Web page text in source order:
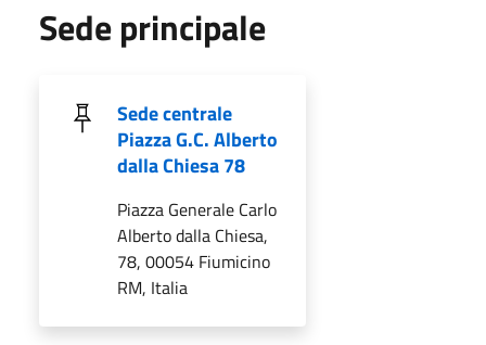
Sede principale
Sede centrale
Piazza G.C. Alberto
dalla Chiesa 78
Piazza Generale Carlo
Alberto dalla Chiesa,
78, 00054 Fiumicino
RM, Italia